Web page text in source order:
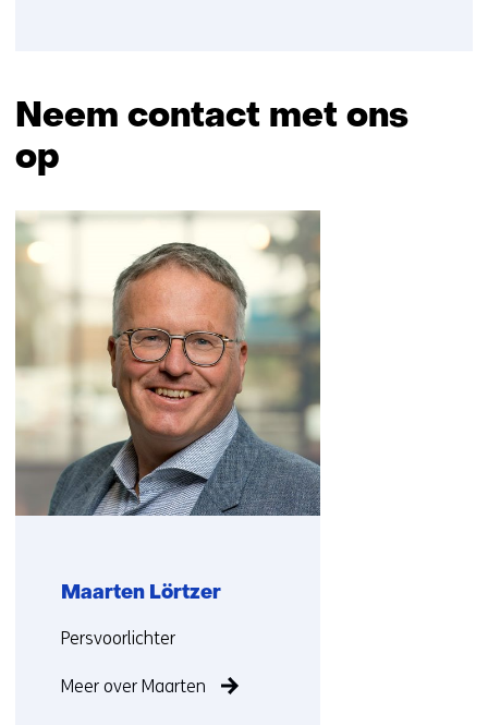
Neem contact met ons
op
navigatie
over
(Neem
contact
met
ons
op)
Maarten Lörtzer
Functie:
Persvoorlichter
Meer over Maarten